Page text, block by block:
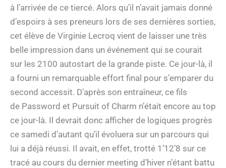
à l’arrivée de ce tiercé. Alors qu’il n’avait jamais donné
d’espoirs à ses preneurs lors de ses dernières sorties,
cet élève de Virginie Lecroq vient de laisser une très
belle impression dans un événement qui se courait
sur les 2100 autostart de la grande piste. Ce jour-là, il
a fourni un remarquable effort final pour s’emparer du
second accessit. D’après son entraîneur, ce fils
de Password et Pursuit of Charm n’était encore au top
ce jour-là. Il devrait donc afficher de logiques progrès
ce samedi d’autant qu’il évoluera sur un parcours qui
lui a déjà réussi. Il avait, en effet, trotté 1’12’8 sur ce
tracé au cours du dernier meeting d’hiver n’étant battu